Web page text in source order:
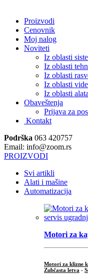
Proizvodi
Cenovnik
Moj nalog
Noviteti
Iz oblasti
Iz oblasti
Iz oblasti
Iz oblasti
Iz oblasti alata
Obaveštenja
Prijava za
Kontakt
Podrška 063 420757
Email: info@zoom.rs
PROIZVODI
Svi artikli
Alati i mašine
Automatizacija
Motori za
Motori za klizne
Zubčasta letva -